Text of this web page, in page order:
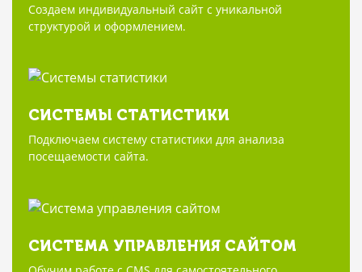
Создаем индивидуальный сайт с уникальной
структурой и оформлением.
СИСТЕМЫ СТАТИСТИКИ
Подключаем систему статистики для анализа
посещаемости сайта.
СИСТЕМА УПРАВЛЕНИЯ САЙТОМ